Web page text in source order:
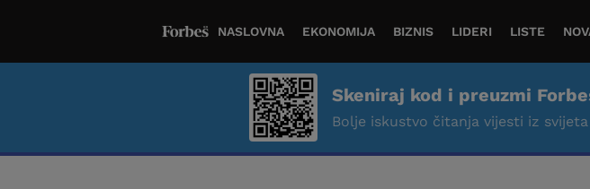
NASLOVNA EKONOMIJA BIZNIS LIDERI LISTE
Skeniraj kod i preuzmi
Bolje iskustvo čitanja vijesti iz